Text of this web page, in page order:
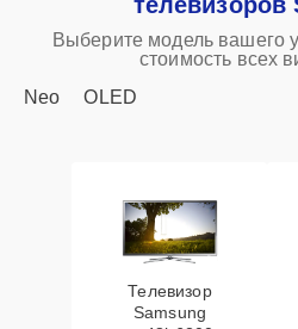
Выберите модель вашего
стоимость всех
Neo
OLED
Телевизор
Samsung